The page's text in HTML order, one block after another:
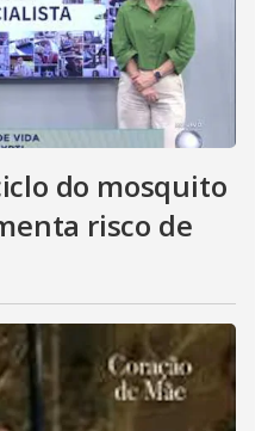
do mosquito
risco de